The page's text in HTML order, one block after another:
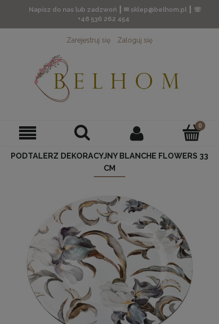
Napisz do nas lub zadzwoń ┃ ✉ sklep@belhom.pl ┃ ☏
+48 536 262 454
Zarejestruj się Zaloguj się
PODTALERZ DEKORACYJNY BLANCHE FLOWERS 33
CM